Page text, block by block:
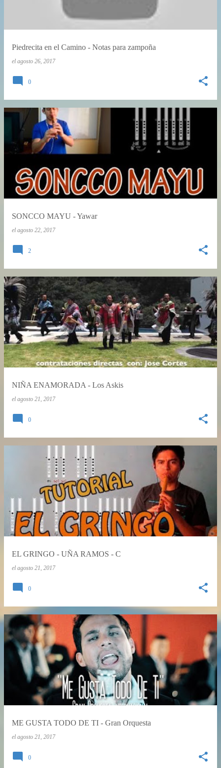
Piedrecita en el Camino - Notas para zampoña
el agosto 26, 2017
0
SONCCO MAYU - Yawar
el agosto 22, 2017
2
NIÑA ENAMORADA - Los Askis
el agosto 21, 2017
0
EL GRINGO - UÑA RAMOS - C
el agosto 21, 2017
0
ME GUSTA TODO DE TI - Gran Orquesta
el agosto 21, 2017
0